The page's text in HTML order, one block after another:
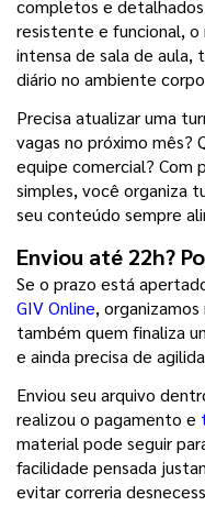
completos e
resistente e funcional,
intensa de sala de aula,
diário no ambiente
Precisa atualizar uma
vagas no próximo mês?
equipe comercial? Com
simples, você organiza
seu conteúdo sempre
Enviou até 22h?
GIV Online,
também quem finaliza
e ainda precisa de
Enviou seu arquivo
realizou o pagamento e
material pode seguir
facilidade pensada
evitar correria